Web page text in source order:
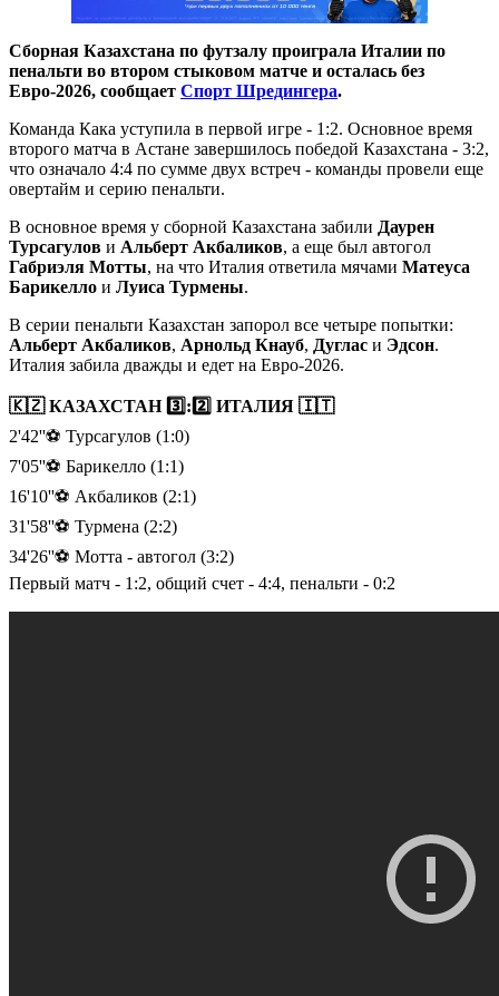
Сборная Казахстана по футзалу проиграла Италии по
пенальти во втором стыковом матче и осталась без
Евро-2026, сообщает Спорт Шредингера.
Команда Кака уступила в первой игре - 1:2. Основное время
второго матча в Астане завершилось победой Казахстана - 3:2,
что означало 4:4 по сумме двух встреч - команды провели еще
овертайм и серию пенальти.
В основное время у сборной Казахстана забили Даурен
Турсагулов и Альберт Акбаликов, а еще был автогол
Габриэля Мотты, на что Италия ответила мячами Матеуса
Барикелло и Луиса Турмены.
В серии пенальти Казахстан запорол все четыре попытки:
Альберт Акбаликов, Арнольд Кнауб, Дуглас и Эдсон.
Италия забила дважды и едет на Евро-2026.
🇰🇿 КАЗАХСТАН 3️⃣:2️⃣ ИТАЛИЯ 🇮🇹
2'42''⚽️ Турсагулов (1:0)
7'05''⚽️ Барикелло (1:1)
16'10''⚽️ Акбаликов (2:1)
31'58''⚽️ Турмена (2:2)
34'26''⚽️ Мотта - автогол (3:2)
Первый матч - 1:2, общий счет - 4:4, пенальти - 0:2